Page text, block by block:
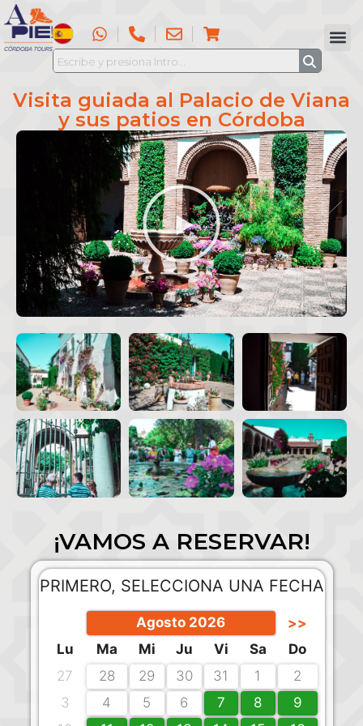
Visita guiada al Palacio de Viana
y sus patios en Córdoba
¡VAMOS A RESERVAR!
PRIMERO, SELECCIONA UNA FECHA
Agosto 2026
>>
Lu
Ma Mi Ju Vi Sa
Do
27
28 29 30 31 1
2
3
4 5 6 7 8
9